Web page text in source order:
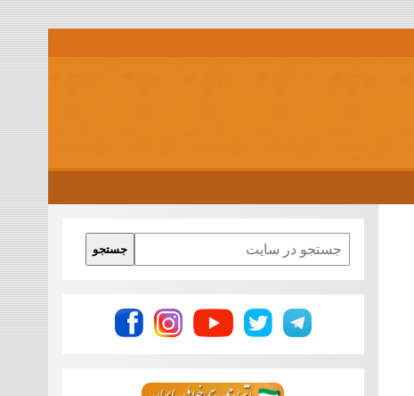
Search
جستجو